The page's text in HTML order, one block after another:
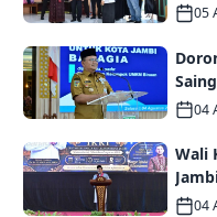
05
Saing Wali Kota Maulana kukuhkan 35
04
Wali
04